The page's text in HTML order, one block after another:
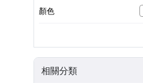
顏色
相關分類